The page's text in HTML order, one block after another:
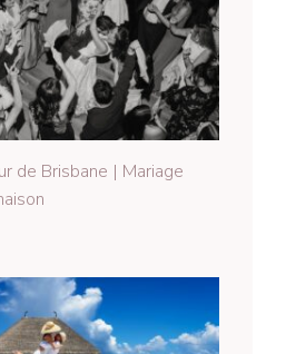
de Brisbane | Mariage